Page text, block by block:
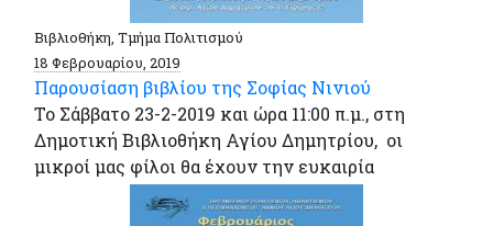
Βιβλιοθήκη, Τμήμα Πολιτισμού
18 Φεβρουαρίου, 2019
Παρουσίαση βιβλίου της Σοφίας Νινιού
Το Σάββατο 23-2-2019 και ώρα 11:00 π.μ., στη
Δημοτική Βιβλιοθήκη Αγίου Δημητρίου, οι
μικροί μας φίλοι θα έχουν την ευκαιρία